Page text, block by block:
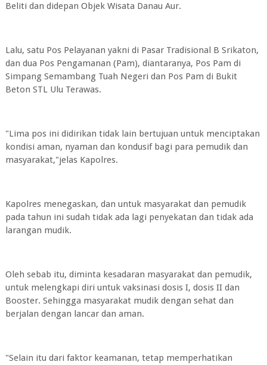
Beliti dan didepan Objek Wisata Danau Aur.
Lalu, satu Pos Pelayanan yakni di Pasar Tradisional B Srikaton,
dan dua Pos Pengamanan (Pam), diantaranya, Pos Pam di
Simpang Semambang Tuah Negeri dan Pos Pam di Bukit
Beton STL Ulu Terawas.
"Lima pos ini didirikan tidak lain bertujuan untuk menciptakan
kondisi aman, nyaman dan kondusif bagi para pemudik dan
masyarakat,"jelas Kapolres.
Kapolres menegaskan, dan untuk masyarakat dan pemudik
pada tahun ini sudah tidak ada lagi penyekatan dan tidak ada
larangan mudik.
Oleh sebab itu, diminta kesadaran masyarakat dan pemudik,
untuk melengkapi diri untuk vaksinasi dosis I, dosis II dan
Booster. Sehingga masyarakat mudik dengan sehat dan
berjalan dengan lancar dan aman.
"Selain itu dari faktor keamanan, tetap memperhatikan